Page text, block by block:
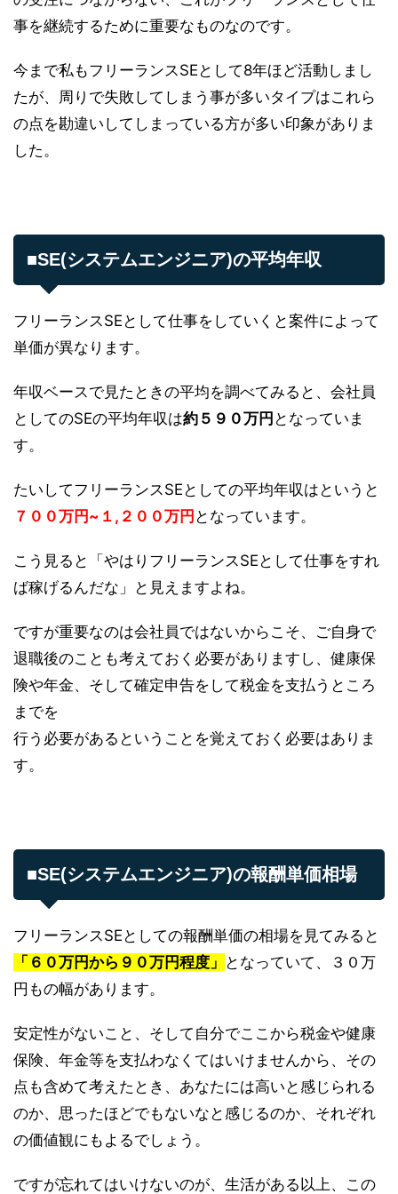
事を継続するために重要なものなのです。
今まで私もフリーランスSEとして8年ほど活動しまし
たが、周りで失敗してしまう事が多いタイプはこれら
の点を勘違いしてしまっている方が多い印象がありま
した。
■SE(システムエンジニア)の平均年収
フリーランスSEとして仕事をしていくと案件によって
単価が異なります。
年収ベースで見たときの平均を調べてみると、会社員
としてのSEの平均年収は約５９０万円 となっていま
す。
たいしてフリーランスSEとしての平均年収はというと
７００万円~１,２００万円 となっています。
こう見ると「やはりフリーランスSEとして仕事をすれ
ば稼げるんだな」と見えますよね。
ですが重要なのは会社員ではないからこそ、ご自身で
退職後のことも考えておく必要がありますし、健康保
険や年金、そして確定申告をして税金を支払うところ
までを
行う必要があるということを覚えておく必要はありま
す。
■SE(システムエンジニア)の報酬単価相場
フリーランスSEとしての報酬単価の相場を見てみると
「６０万円から９０万円程度」 となっていて、３０万
円もの幅があります。
安定性がないこと、そして自分でここから税金や健康
保険、年金等を支払わなくてはいけませんから、その
点も含めて考えたとき、あなたには高いと感じられる
のか、思ったほどでもないなと感じるのか、それぞれ
の価値観にもよるでしょう。
ですが忘れてはいけないのが、生活がある以上、この